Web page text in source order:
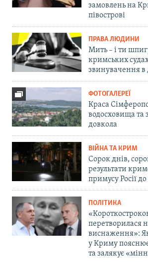
замовлень на
півострові
ПРАВА ЛЮДИНИ
Мить – і ти
кримських
звинувачення в
ФОТОГАЛЕРЕЇ
Краса
водосховища та
довкола
ВІЙНА ТА КРИМ
Сорок днів,
результати
примусу Росії
ПОЛІТИКА
перетворилася
виснаження»:
у Криму
та залякує